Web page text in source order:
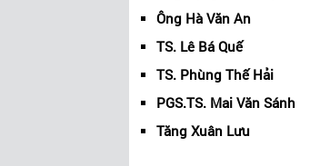
Ông Hà Văn An
TS. Lê Bá Quế
TS. Phùng Thế Hải
PGS.TS. Mai Văn Sánh
Tăng Xuân Lưu